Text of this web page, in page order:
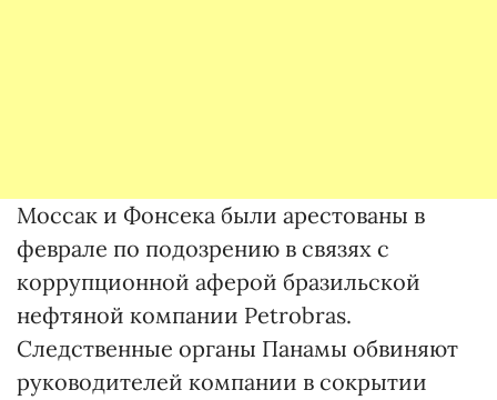
Моссак и Фонсека были арестованы в
феврале по подозрению в связях с
коррупционной аферой бразильской
нефтяной компании Petrobras.
Следственные органы Панамы обвиняют
руководителей компании в сокрытии